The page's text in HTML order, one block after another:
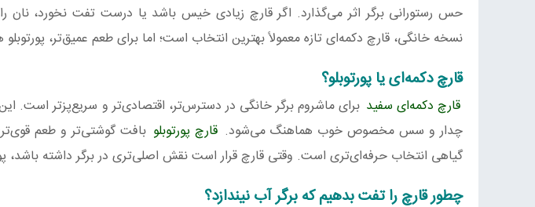
حس رستورانی برگر اثر می‌گذارد. اگر قارچ زیادی خیس باشد یا درست تفت نخورد، نان
نسخه خانگی، قارچ دکمه‌ای تازه معمولاً بهترین انتخاب است؛ اما برای طعم عمیق‌تر،
قارچ دکمه‌ای یا پورتوبلو؟
قارچ دکمه‌ای سفید برای ماشروم برگر خانگی در دسترس‌تر، اقتصادی‌تر و سریع‌پزتر است.
چدار و سس مخصوص خوب هماهنگ می‌شود. قارچ پورتوبلو بافت گوشتی‌تر و طعم
گیاهی انتخاب حرفه‌ای‌تری است. وقتی قارچ قرار است نقش اصلی‌تری در برگر داشته باشد،
چطور قارچ را تفت بدهیم که برگر آب نیندازد؟